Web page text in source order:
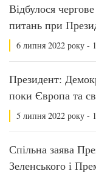
Відбулося
питань при
6 липня 2022 року -
Президент:
поки Європа та
5 липня 2022 року -
Спільна заява
Зеленського і